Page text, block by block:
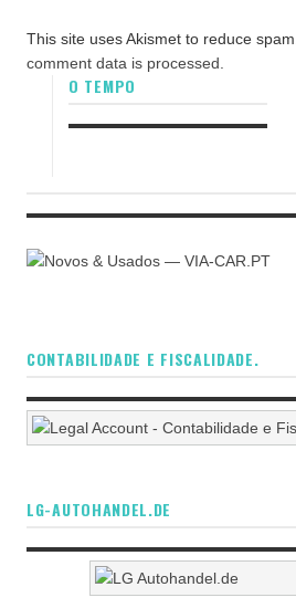
This site uses Akismet to reduce spam.
comment data is processed.
O TEMPO
CONTABILIDADE E FISCALIDADE.
LG-AUTOHANDEL.DE